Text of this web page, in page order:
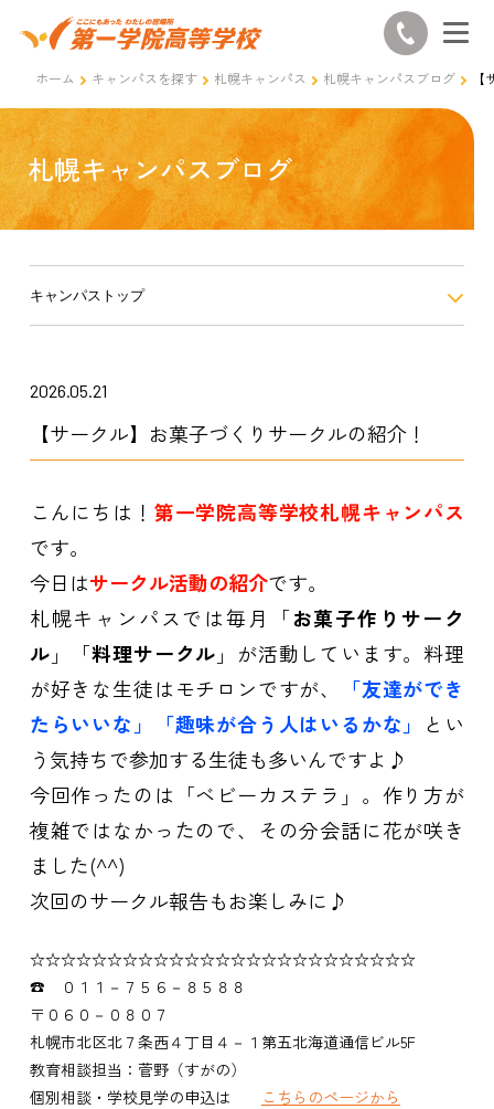
ホーム キャンパスを探す 札幌キャンパス 札幌キャンパスブログ
札幌キャンパスブログ
キャンパストップ
2026.05.21
【サークル】お菓子づくりサークルの紹介！
こんにちは！ 第一学院高等学校札幌キャンパス
です。
今日はサークル活動の紹介です。
札幌キャンパスでは毎月「お菓子作りサーク
ル 」「料理サークル 」が活動しています。料理
が好きな生徒はモチロンですが、
「友達ができ
たらいいな」「趣味が合う人はいるかな」 とい
う気持ちで参加する生徒も多いんですよ♪
今回作ったのは「ベビーカステラ」。作り方が
複雑ではなかったので、その分会話に花が咲き
ました(^^)
次回のサークル報告もお楽しみに♪
☆☆☆☆☆☆☆☆☆☆☆☆☆☆☆☆☆☆☆☆☆☆☆☆☆
☎ ０１１－７５６－８５８８
〒０６０－０８０７
札幌市北区北７条西４丁目４－１第五北海道通信ビル5F
教育相談担当：菅野（すがの）
個別相談・学校見学の申込は
こちらのページから